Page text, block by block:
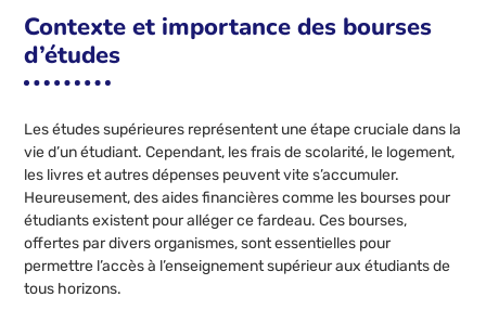
Contexte et importance des bourses
d’études
Les études supérieures représentent une étape cruciale dans la
vie d’un étudiant. Cependant, les frais de scolarité, le logement,
les livres et autres dépenses peuvent vite s’accumuler.
Heureusement, des aides financières comme les bourses pour
étudiants existent pour alléger ce fardeau. Ces bourses,
offertes par divers organismes, sont essentielles pour
permettre l’accès à l’enseignement supérieur aux étudiants de
tous horizons.